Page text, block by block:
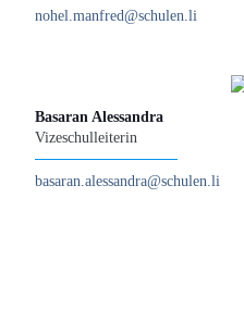
nohel.manfred@schulen.li
Basaran Alessandra
Vizeschulleiterin
basaran.alessandra@schulen.li